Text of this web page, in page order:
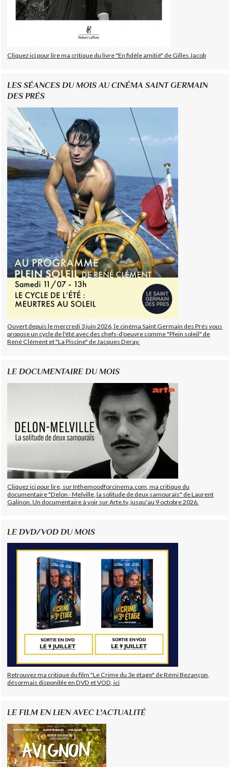
Cliquez ici pour lire ma critique du livre "En fidèle amitié" de Gilles Jacob
LES SÉANCES DU MOIS AU CINÉMA SAINT GERMAIN
DES PRÉS
Ouvert depuis le mercredi 3 juin 2026, le cinéma Saint Germain des Prés vous
propose un cycle de l'été avec des chefs-d'oeuvre comme "Plein soleil" de
René Clément et "La Piscine" de Jacques Deray.
LE DOCUMENTAIRE DU MOIS
Cliquez ici pour lire, sur Inthemoodforcinema.com, ma critique du
documentaire "Delon - Melville, la solitude de deux samouraïs" de Laurent
Galinon. Un documentaire à voir sur Arte.tv, jusqu'au 9 octobre 2026.
LE DVD/VOD DU MOIS
Retrouvez ma critique du film "Le Crime du 3e étage" de Rémi Bezançon,
désormais disponible en DVD et VOD, ici
LE FILM EN LIEN AVEC L'ACTUALITÉ